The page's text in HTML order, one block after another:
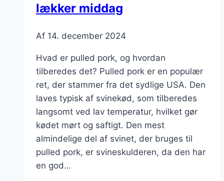
lækker middag
Af 14. december 2024
Hvad er pulled pork, og hvordan
tilberedes det? Pulled pork er en populær
ret, der stammer fra det sydlige USA. Den
laves typisk af svinekød, som tilberedes
langsomt ved lav temperatur, hvilket gør
kødet mørt og saftigt. Den mest
almindelige del af svinet, der bruges til
pulled pork, er svineskulderen, da den har
en god…